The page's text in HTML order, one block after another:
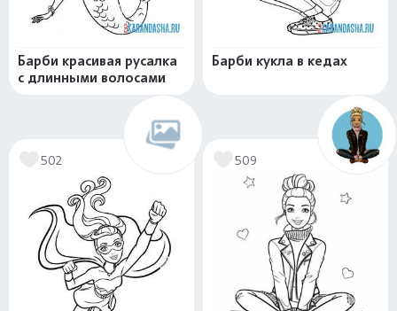
Барби красивая русалка
с длинными волосами
Барби кукла в кедах
502 509